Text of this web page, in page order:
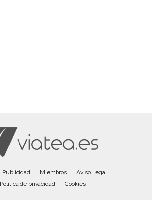
Publicidad Miembros
Aviso Legal
Política de privacidad
Cookies